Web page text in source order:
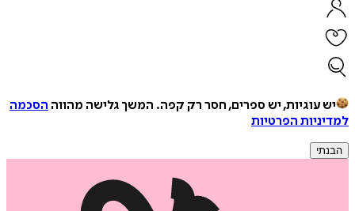
יש עוגיות, יש ספרים, חסר רק קפה. המשך גלישה מהווה הסכמה
למדיניות הפרטיות
הבנתי